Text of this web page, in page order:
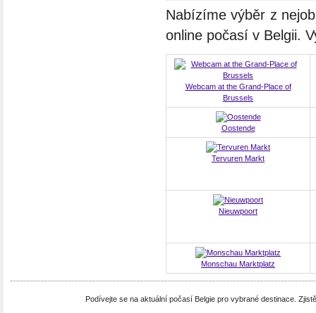
Nabízíme výběr z
online počasí v Belgii.
Webcam at the Grand-Place of
Brussels
Oostende
Tervuren Markt
Nieuwpoort
Monschau Marktplatz
Podívejte se na aktuální počasí Belgie pro vybrané destinace.